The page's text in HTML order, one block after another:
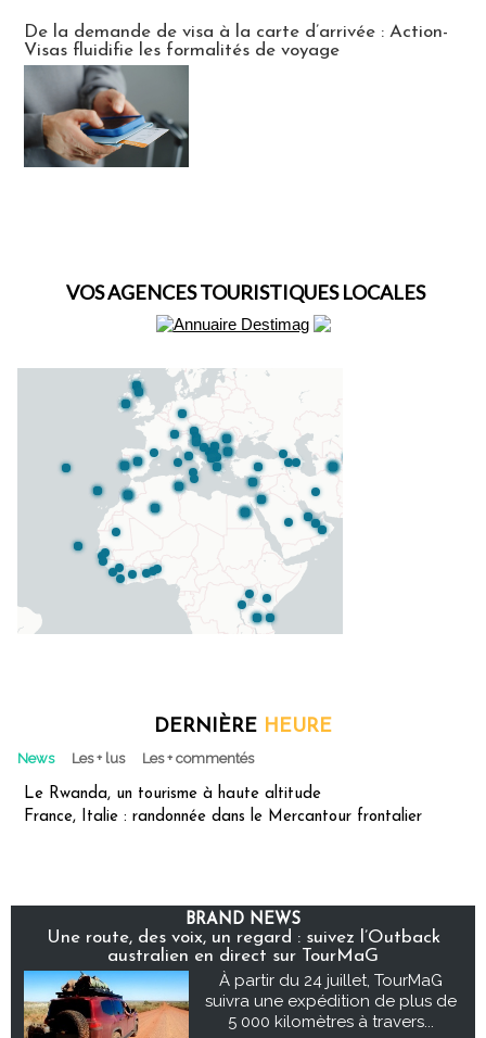
De la demande de visa à la carte d’arrivée : Action-
Visas fluidifie les formalités de voyage
VOS AGENCES TOURISTIQUES LOCALES
DERNIÈRE HEURE
News Les + lus Les + commentés
Le Rwanda, un tourisme à haute altitude
France, Italie : randonnée dans le Mercantour frontalier
BRAND NEWS
Une route, des voix, un regard : suivez l’Outback
australien en direct sur TourMaG
À partir du 24 juillet, TourMaG
suivra une expédition de plus de
5 000 kilomètres à travers...